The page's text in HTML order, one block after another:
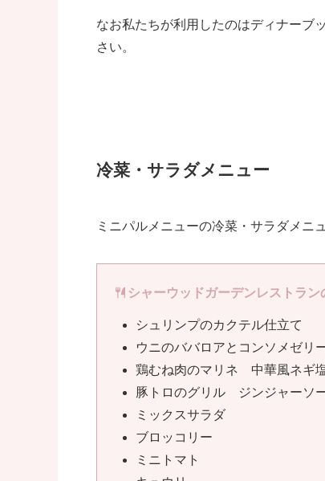
なお私たちが利用したのはディナーブ
さい。
冷菜・サラダメニュー
ミニパルメニューの冷菜・サラダメニ
シャーウッドガーデンレストラン
シュリンプのカクテル仕立て
ウニのババロアとコンソメゼリ
鶏むね肉のマリネ 中華風ネギ
豚トロのグリル ジンジャーソ
ミックスサラダ
ブロッコリー
ミニトマト